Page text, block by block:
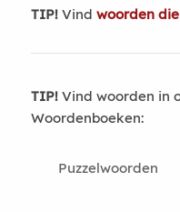
TIP!Vind woorden
TIP!Vind woorden in
Woordenboeken:
Puzzelwoorden